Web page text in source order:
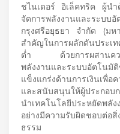
ชไนเดอร์ อิเล็คทริค ผู้น
จัดการพลังงานและระบบ
กรุงศรีอยุธยา จำกัด (มห
สำคัญในการผลักดันประเ
ต่ำ ด้วยการผสานความ
พลังงานและระบบอัตโนมั
แข็งแกร่งด้านการเงินเพื่
และสนับสนุนให้ผู้ประกอบ
นำเทคโนโลยีประหยัดพลั
อย่างมีความรับผิดชอบต่อ
ธรรม